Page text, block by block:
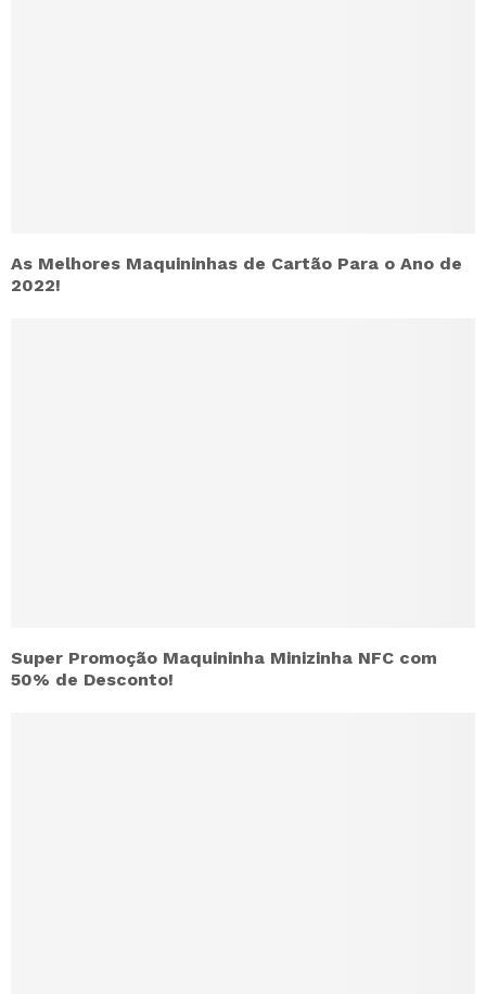
As Melhores Maquininhas de Cartão Para o Ano de
2022!
Super Promoção Maquininha Minizinha NFC com
50% de Desconto!